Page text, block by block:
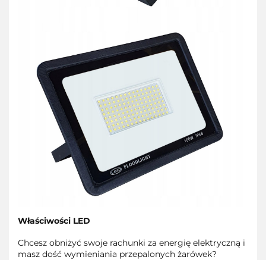
Właściwości LED
Chcesz obniżyć swoje rachunki za energię elektryczną i
masz dość wymieniania przepalonych żarówek?